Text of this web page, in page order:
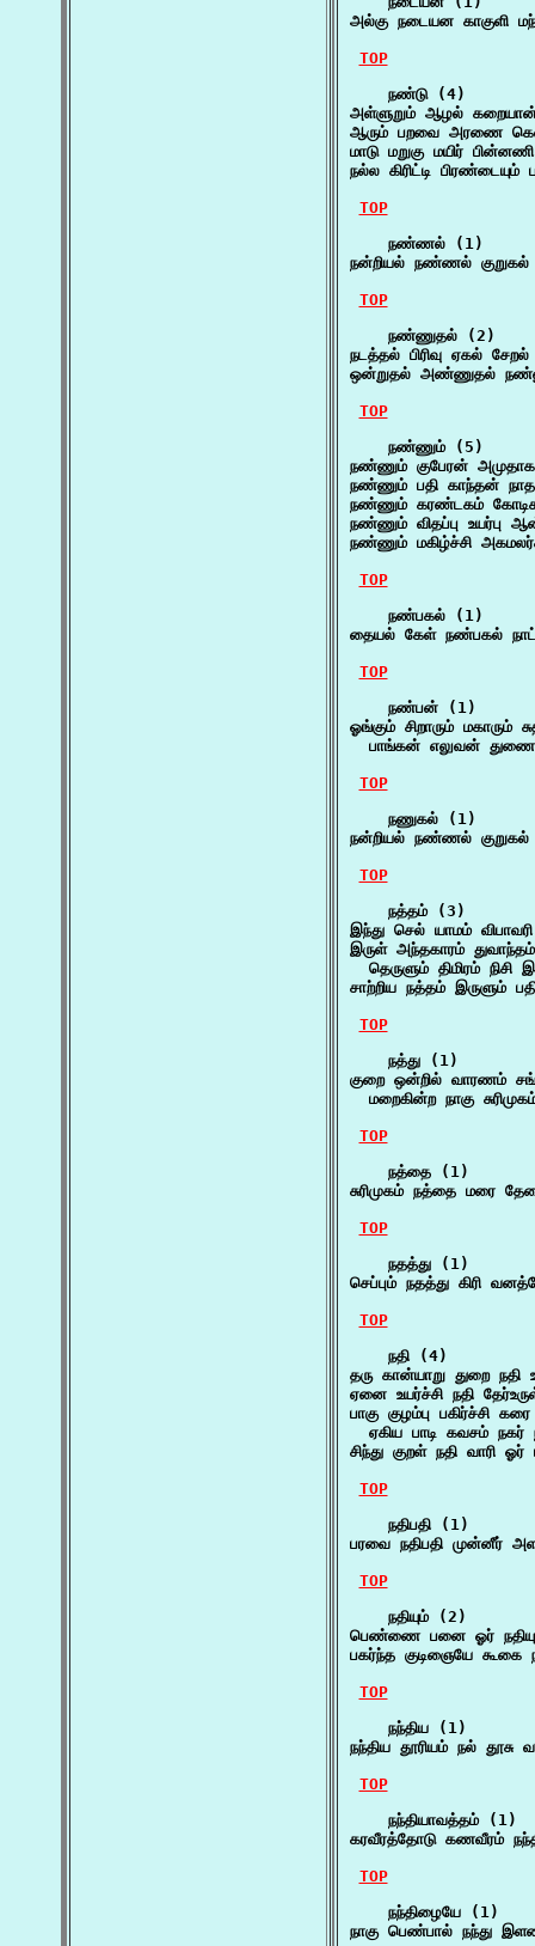
அல்கு நடையன காகுளி
TOP
    நண்டு (4)
அள்ளுறும் ஆழல்
ஆரும் பறவை அரணை
மாடு மறுகு மயிர்
நல்ல கிரிட்டி
TOP
    நண்ணல் (1)
நன்றியல் நண்ணல்
TOP
    நண்ணுதல் (2)
நடத்தல் பிரிவு ஏகல்
ஒன்றுதல் அண்ணுதல்
TOP
    நண்ணும் (5)
நண்ணும் குபேரன்
நண்ணும் பதி காந்தன்
நண்ணும் கரண்டகம்
நண்ணும் விதப்பு உயர்பு
நண்ணும் மகிழ்ச்சி
TOP
    நண்பகல் (1)
தையல் கேள் நண்பகல்
TOP
    நண்பன் (1)
ஓங்கும் சிறாரும்
பாங்கன் எலுவன்
TOP
    நணுகல் (1)
நன்றியல் நண்ணல்
TOP
    நத்தம் (3)
இந்து செல் யாமம்
இருள் அந்தகாரம்
தெருளும் திமிரம்
சாற்றிய நத்தம் இருளும்
TOP
    நத்து (1)
குறை ஒன்றில் வாரணம்
மறைகின்ற நாகு
TOP
    நத்தை (1)
சுரிமுகம் நத்தை மரை
TOP
    நதத்து (1)
செப்பும் நதத்து கிரி
TOP
    நதி (4)
தரு கான்யாறு துறை நதி
ஏனை உயர்ச்சி நதி
பாகு குழம்பு பகிர்ச்சி
ஏகிய பாடி கவசம் நகர்
சிந்து குறள் நதி வாரி ஓர்
TOP
    நதிபதி (1)
பரவை நதிபதி முன்னீர்
TOP
    நதியும் (2)
பெண்ணை பனை ஓர்
பகர்ந்த குடிஞையே கூகை
TOP
    நந்திய (1)
நந்திய தூரியம் நல்
TOP
    நந்தியாவத்தம் (1)
கரவீரத்தோடு கணவீரம்
TOP
    நந்திழையே (1)
நாகு பெண்பால் நந்து